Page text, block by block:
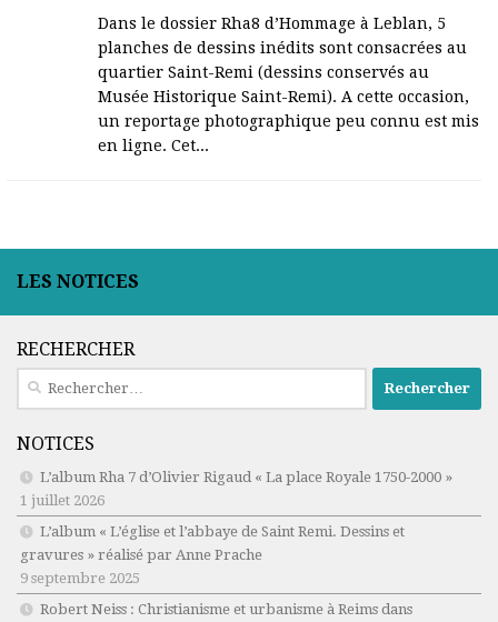
Dans le dossier Rha8 d’Hommage à Leblan, 5
planches de dessins inédits sont consacrées au
quartier Saint-Remi (dessins conservés au
Musée Historique Saint-Remi). A cette occasion,
un reportage photographique peu connu est mis
en ligne. Cet...
LES NOTICES
RECHERCHER
Rechercher :
NOTICES
L’album Rha 7 d’Olivier Rigaud « La place Royale 1750-2000 »
1 juillet 2026
L’album « L’église et l’abbaye de Saint Remi. Dessins et
gravures » réalisé par Anne Prache
9 septembre 2025
Robert Neiss : Christianisme et urbanisme à Reims dans